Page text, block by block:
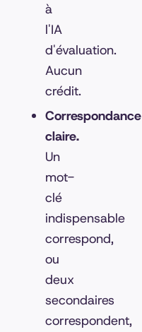
à
l'IA
d'évaluation.
Aucun
crédit.
Correspondance
claire.
Un
mot-
clé
indispensable
correspond,
ou
deux
secondaires
correspondent,